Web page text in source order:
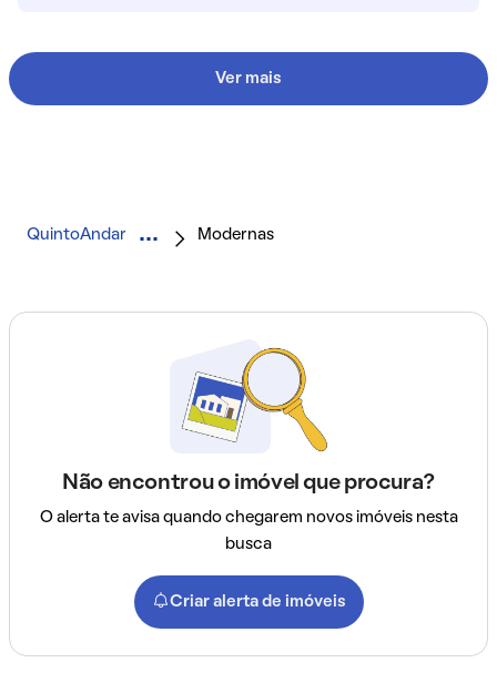
Ver mais
QuintoAndar Modernas
Não encontrou o imóvel que procura?
O alerta te avisa quando chegarem novos imóveis nesta
busca
Criar alerta de imóveis